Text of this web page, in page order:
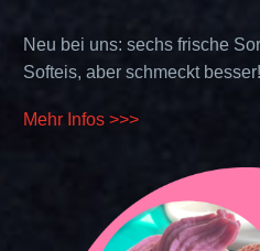
Neu bei uns: sechs frische
Softeis, aber schmeckt besser!
Mehr Infos >>>